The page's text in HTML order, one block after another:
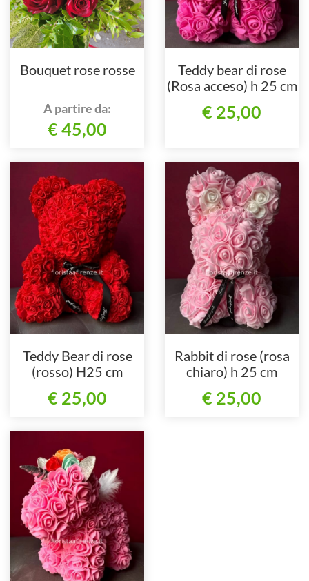
Bouquet rose rosse
A partire da:
€ 45,00
Teddy bear di rose
(Rosa acceso) h 25 cm
€ 25,00
Teddy Bear di rose
(rosso) H25 cm
€ 25,00
Rabbit di rose (rosa
chiaro) h 25 cm
€ 25,00